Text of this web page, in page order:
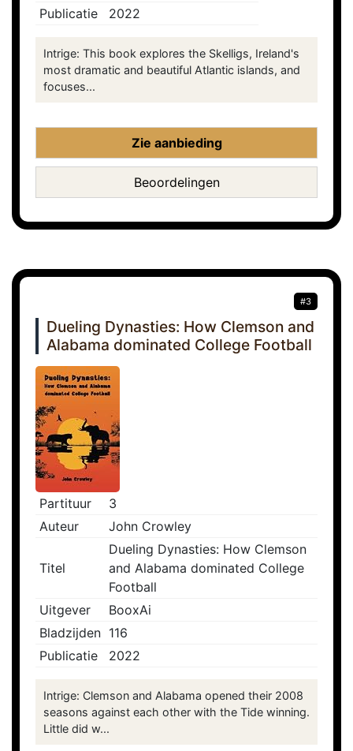
Publicatie
2022
Intrige: This book explores the Skelligs, Ireland's
most dramatic and beautiful Atlantic islands, and
focuses...
Zie aanbieding
Beoordelingen
#3
Dueling Dynasties: How Clemson and
Alabama dominated College Football
Partituur
3
Auteur
John Crowley
Titel
Dueling Dynasties: How Clemson
and Alabama dominated College
Football
Uitgever
BooxAi
Bladzijden 116
Publicatie
2022
Intrige: Clemson and Alabama opened their 2008
seasons against each other with the Tide winning.
Little did w...